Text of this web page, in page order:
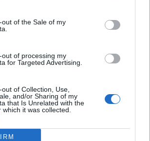
out of the Sale of my
out of processing my
for Targeted Advertising.
of Collection, Use,
and/or Sharing of my
that Is Unrelated with the
it was collected.